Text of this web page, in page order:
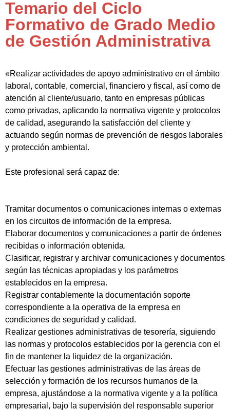
Temario del Ciclo
Formativo de Grado Medio
de Gestión Administrativa
«Realizar actividades de apoyo administrativo en el ámbito
laboral, contable, comercial, financiero y fiscal, así como de
atención al cliente/usuario, tanto en empresas públicas
como privadas, aplicando la normativa vigente y protocolos
de calidad, asegurando la satisfacción del cliente y
actuando según normas de prevención de riesgos laborales
y protección ambiental.
Este profesional será capaz de:
Tramitar documentos o comunicaciones internas o externas
en los circuitos de información de la empresa.
Elaborar documentos y comunicaciones a partir de órdenes
recibidas o información obtenida.
Clasificar, registrar y archivar comunicaciones y documentos
según las técnicas apropiadas y los parámetros
establecidos en la empresa.
Registrar contablemente la documentación soporte
correspondiente a la operativa de la empresa en
condiciones de seguridad y calidad.
Realizar gestiones administrativas de tesorería, siguiendo
las normas y protocolos establecidos por la gerencia con el
fin de mantener la liquidez de la organización.
Efectuar las gestiones administrativas de las áreas de
selección y formación de los recursos humanos de la
empresa, ajustándose a la normativa vigente y a la política
empresarial, bajo la supervisión del responsable superior